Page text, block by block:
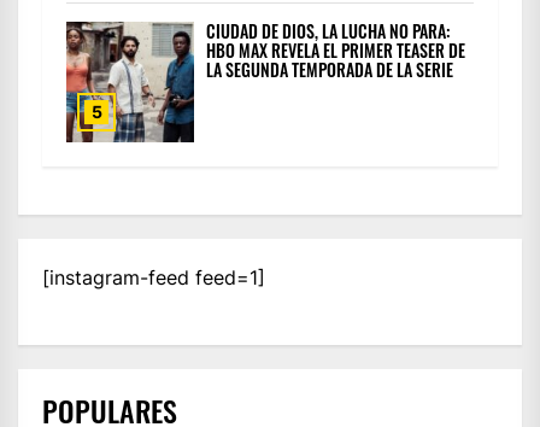
5
CIUDAD DE DIOS, LA LUCHA NO PARA:
HBO MAX REVELA EL PRIMER TEASER DE
LA SEGUNDA TEMPORADA DE LA SERIE
[instagram-feed feed=1]
POPULARES